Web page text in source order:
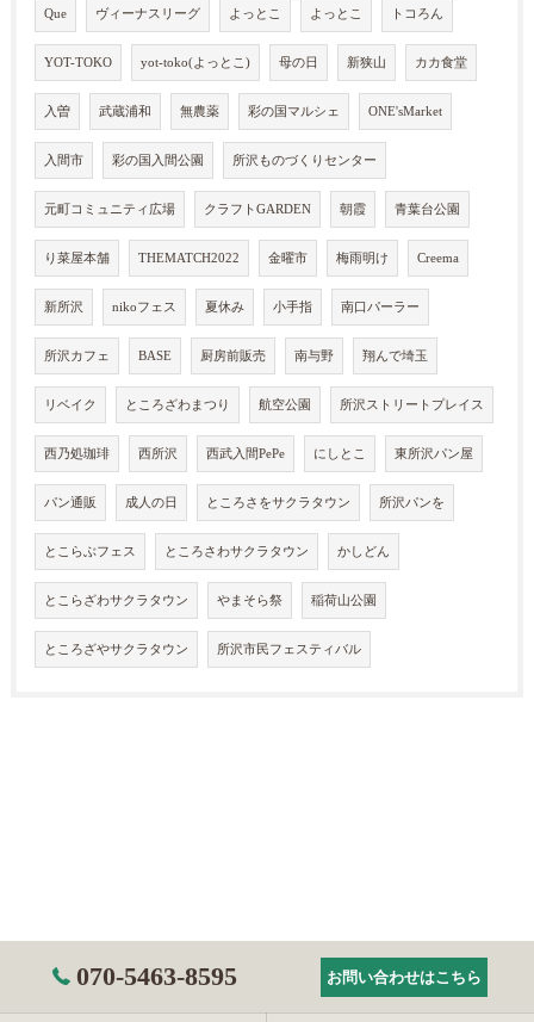
Que ヴィーナスリーグ よっとこ よっとこ トコろん
YOT-TOKO yot-toko(よっとこ) 母の日 新狭山 カカ食堂
入曽 武蔵浦和 無農薬 彩の国マルシェ ONE'sMarket
入間市 彩の国入間公園 所沢ものづくりセンター
元町コミュニティ広場 クラフトGARDEN 朝霞 青葉台公園
り菜屋本舗 THEMATCH2022 金曜市 梅雨明け Creema
新所沢 nikoフェス 夏休み 小手指 南口パーラー
所沢カフェ BASE 厨房前販売 南与野 翔んで埼玉
リベイク ところざわまつり 航空公園 所沢ストリートプレイス
西乃処珈琲 西所沢 西武入間PePe にしとこ 東所沢パン屋
パン通販 成人の日 ところさをサクラタウン 所沢パンを
とこらぶフェス ところさわサクラタウン かしどん
とこらざわサクラタウン やまそら祭 稲荷山公園
ところざやサクラタウン 所沢市民フェスティバル
070-5463-8595 お問い合わせはこちら